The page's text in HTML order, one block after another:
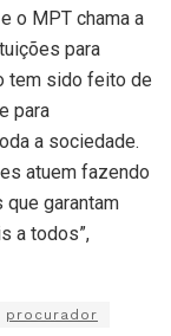
o MPT chama a
para
tem sido feito de
para
a sociedade.
atuem fazendo
garantam
a todos”,
procurador